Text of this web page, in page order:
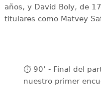
años, y David Boly, de
titulares como Matvey
⏱️ 90’ - Final del
nuestro primer